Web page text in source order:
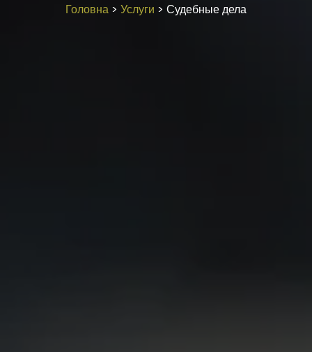
Головна > Услуги > Судебные дела